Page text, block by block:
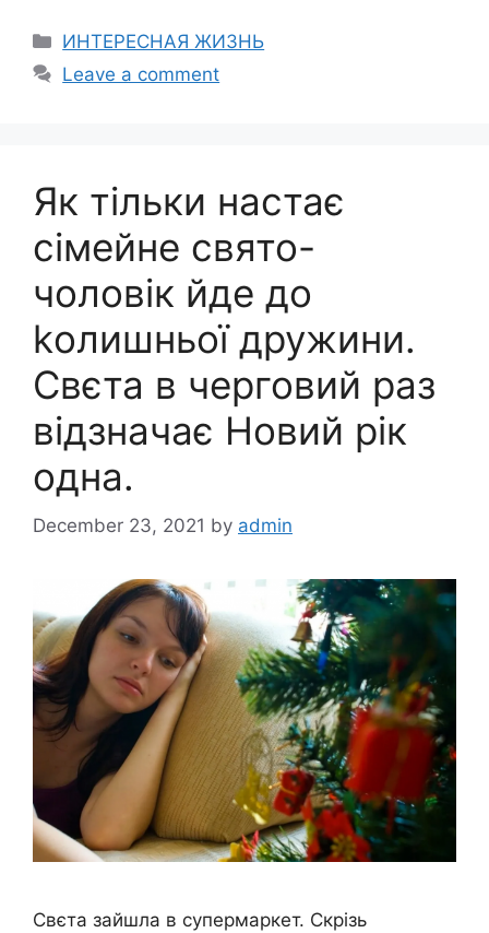
Categories
ИНТЕРЕСНАЯ ЖИЗНЬ
Leave a comment
Як тільки настає
сімейне свято-
чоловік йде до
kолишньої дружини.
Свєта в черговий раз
відзначає Новий рік
одна.
December 23, 2021 by admin
Свєта зайшла в супермаркет. Скрізь